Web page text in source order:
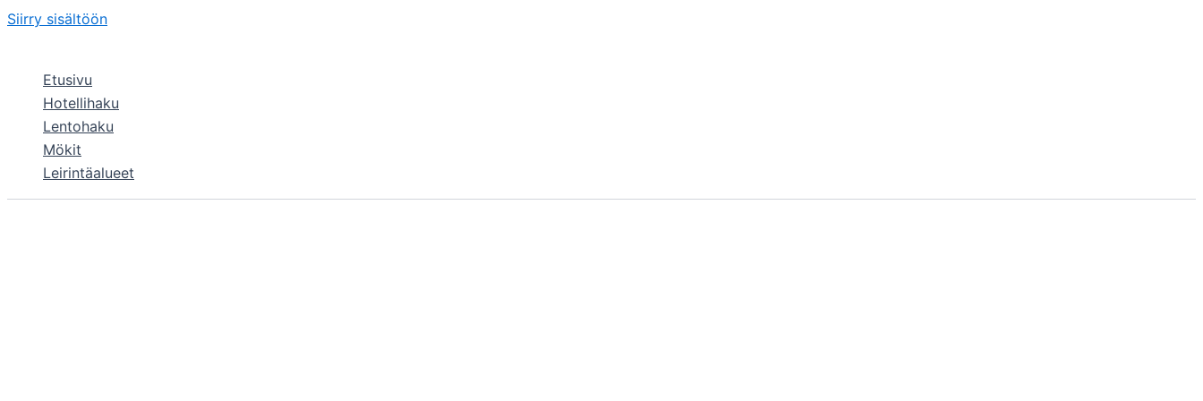
Siirry sisältöön
Etusivu
Hotellihaku
Lentohaku
Mökit
Leirintäalueet